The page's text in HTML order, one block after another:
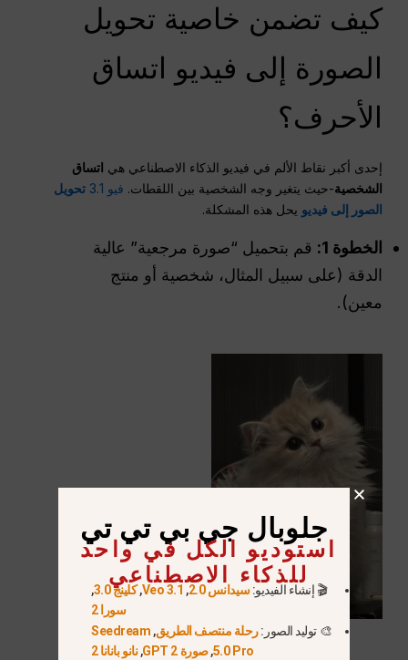
كيف تضمن خاصية تحويل
الصورة إلى فيديو اتساق
الأحرف؟
إحدى أكبر نقاط الألم في فيديو الذكاء الاصطناعي هي اتساق
الشخصية-حيث يتغير وجه الشخصية بين اللقطات. فيو 3.1
تحويل
الصور إلى فيديو يحل هذه المشكلة.
الخطوة 1:
قم بتحميل “صورة مرجعية” عالية
الدقة (على سبيل المثال، شخصية أو منتج
معين).
جلوبال جي بي تي تي
استوديو الكل في واحد
للذكاء الاصطناعي
🎬 إنشاء الفيديو:سيدانس 2.0 ,
Veo 3.1
,كلينج 3.0
,
سورا 2
🎨 توليد الصور:رحلة منتصف الطريق,
Seedream
5.0 Pro
,صورة GPT 2 ,نانو بانانا 2